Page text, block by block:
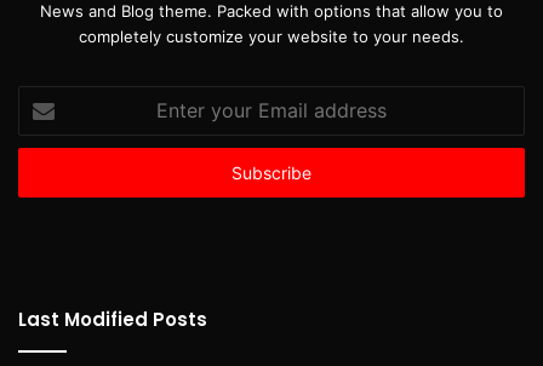
News and Blog theme. Packed with options that allow you to
completely customize your website to your needs.
your
Email
Last Modified Posts